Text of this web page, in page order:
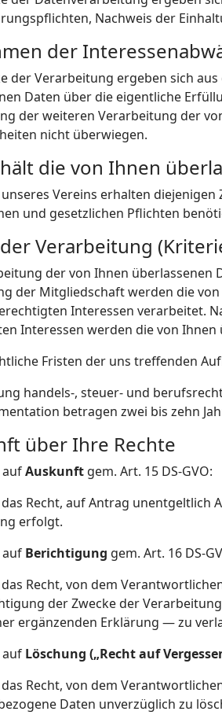
Nachweis der
der
der Verarbeitung ergeben sich
Daten über die eigentliche
der weiteren Verarbeitung der
nicht überwiegen.
die von Ihnen
Vereins erhalten
und gesetzlichen Pflichten
Verarbeitung
der von Ihnen
der Mitgliedschaft werden die
Interessen verarbeitet.
Interessen werden die von Ihnen
Fristen der uns treffenden
handels-, steuer- und
betragen zwei bis zehn
über Ihre Rechte
aufAuskunft gem. Art. 15 DS-GVO:
Recht, auf Antrag unentgeltlich
erfolgt.
auf Berichtigung gem. Art. 16 DS-
das Recht, von dem
der Zwecke der
ergänzenden Erklärung — zu
auf Löschung („Recht auf
das Recht, von dem
Daten unverzüglich zu